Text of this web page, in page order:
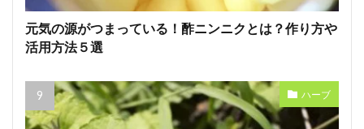
元気の源がつまっている！酢ニンニクとは？作り方や
活用方法５選
ハーブ